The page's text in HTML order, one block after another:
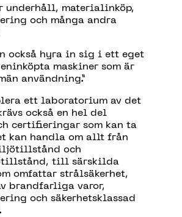
underhåll, materialinköp,
och många andra
också hyra in sig i ett eget
maskiner som är
användning.”
ett laboratorium av det
också en hel del
certifieringar som kan ta
kan handla om allt från
och
till särskilda
omfattar strålsäkerhet,
brandfarliga varor,
och säkerhetsklassad